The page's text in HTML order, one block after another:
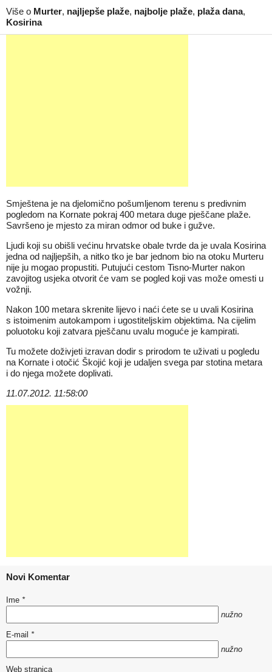
Više o Murter, najljepše plaže, najbolje plaže, plaža dana,
Kosirina
Smještena je na djelomično pošumljenom terenu s predivnim
pogledom na Kornate pokraj 400 metara duge pješčane plaže.
Savršeno je mjesto za miran odmor od buke i gužve.
Ljudi koji su obišli većinu hrvatske obale tvrde da je uvala Kosirina
jedna od najljepših, a nitko tko je bar jednom bio na otoku Murteru
nije ju mogao propustiti. Putujući cestom Tisno-Murter nakon
zavojitog usjeka otvorit će vam se pogled koji vas može omesti u
vožnji.
Nakon 100 metara skrenite lijevo i naći ćete se u uvali Kosirina
s istoimenim autokampom i ugostiteljskim objektima. Na cijelim
poluotoku koji zatvara pješčanu uvalu moguće je kampirati.
Tu možete doživjeti izravan dodir s prirodom te uživati u pogledu
na Kornate i otočić Škojić koji je udaljen svega par stotina metara
i do njega možete doplivati.
11.07.2012. 11:58:00
Novi Komentar
Ime *
nužno
E-mail *
nužno
Web stranica